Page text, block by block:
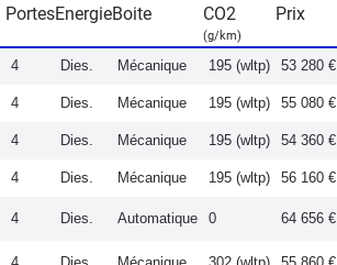
PortesEnergieBoite CO2
(g/km)
Prix
4 Dies. Mécanique 195 (wltp) 53 280 €
4 Dies. Mécanique 195 (wltp) 55 080 €
4 Dies. Mécanique 195 (wltp) 54 360 €
4 Dies. Mécanique 195 (wltp)
56 160 €
4 Dies. Automatique 0 64 656 €